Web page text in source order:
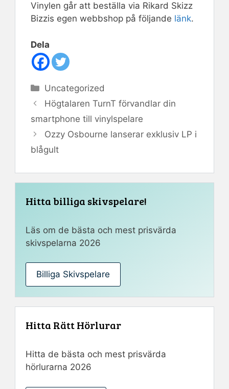
Vinylen går att beställa via Rikard Skizz
Bizzis egen webbshop på följande länk.
Dela
Kategorier
Uncategorized
Högtalaren TurnT förvandlar din
smartphone till vinylspelare
Ozzy Osbourne lanserar exklusiv LP i
blågult
Hitta billiga skivspelare!
Läs om de bästa och mest prisvärda
skivspelarna 2026
Billiga Skivspelare
Hitta Rätt Hörlurar
Hitta de bästa och mest prisvärda
hörlurarna 2026